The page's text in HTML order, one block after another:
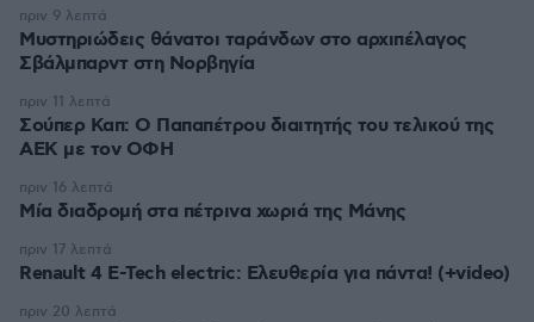
Μυστηριώδεις θάνατοι ταράνδων στο αρχιπέλαγος
Σβάλμπαρντ στη Νορβηγία
πριν 9 λεπτά
Σούπερ Καπ: Ο Παπαπέτρου διαιτητής του τελικού της
ΑΕΚ με τον ΟΦΗ
πριν 11 λεπτά
Μία διαδρομή στα πέτρινα χωριά της Μάνης
πριν 16 λεπτά
Renault 4 E-Tech electric: Ελευθερία για πάντα! (+video)
πριν 17 λεπτά
πριν 20 λεπτά